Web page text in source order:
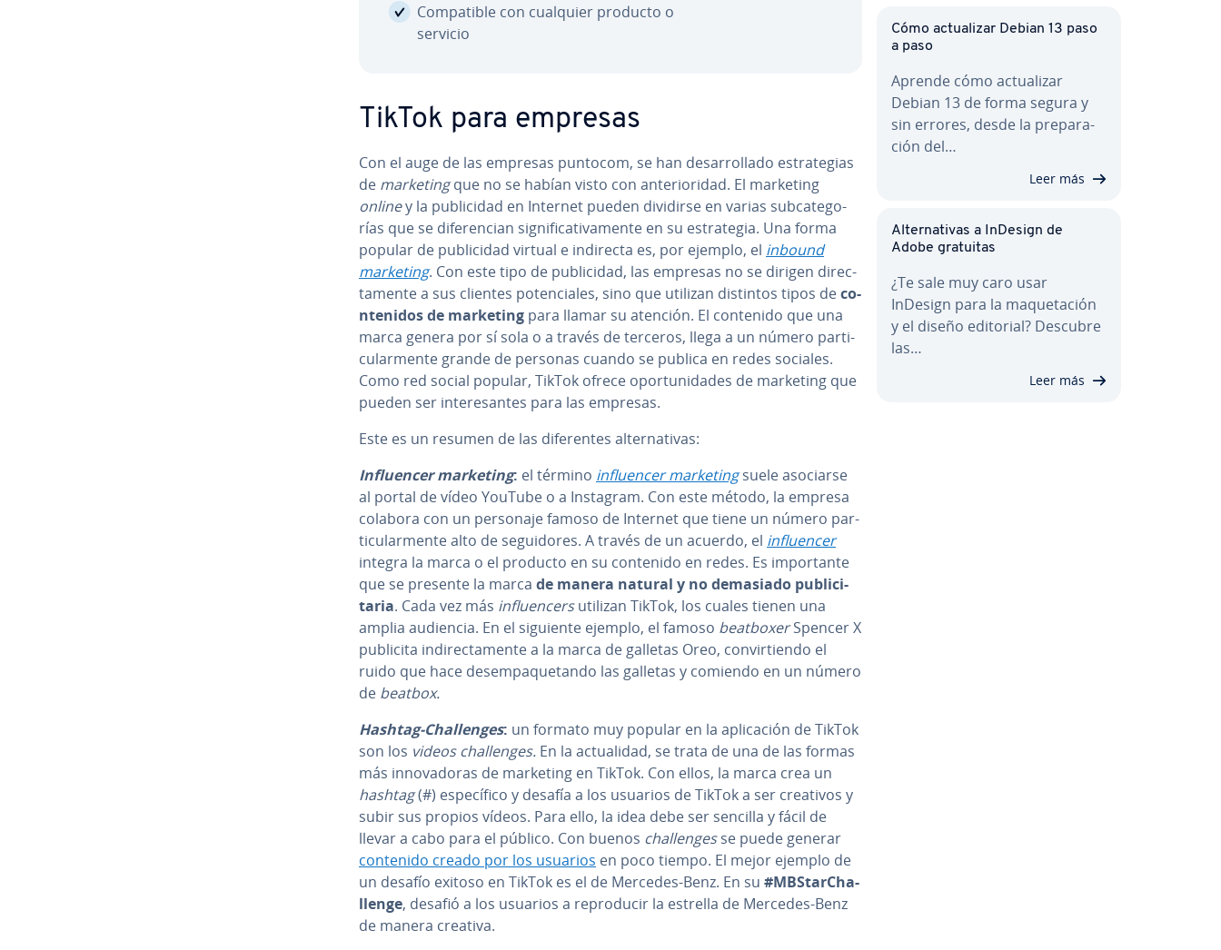
Co­m­pa­ti­ble con cualquier producto o
servicio
TikTok para empresas
Con el auge de las empresas puntocom, se han de­sa­rro­lla­do es­tra­te­gias
de marketingque no se habían visto con an­te­rio­ri­dad. El marketing
onliney la pu­bli­ci­dad en Internet pueden dividirse en varias su­b­ca­te­go­
rías que se di­fe­re­n­cian si­g­ni­fi­ca­ti­va­me­n­te en su es­tra­te­gia. Una forma
popular de pu­bli­ci­dad virtual e indirecta es, por ejemplo, el inbound
marketing. Con este tipo de pu­bli­ci­dad, las empresas no se dirigen di­re­c­
ta­me­n­te a sus clientes po­te­n­cia­les, sino que utilizan distintos tipos deco­
n­te­ni­dos de marketing para llamar su atención. El contenido que una
marca genera por sí sola o a través de terceros, llega a un número pa­r­ti­
cu­la­r­me­n­te grande de personas cuando se publica en redes sociales.
Como red social popular, TikTok ofrece opo­r­tu­ni­da­des de marketing que
pueden ser in­te­re­sa­n­tes para las empresas.
Este es un resumen de las di­fe­re­n­tes al­te­r­na­ti­vas:
In­flue­n­cer marketing: el término in­flue­n­cer marketingsuele asociarse
al portal de vídeo YouTube o a Instagram. Con este método, la empresa
colabora con un personaje famoso de Internet que tiene un número pa­r­
ti­cu­la­r­me­n­te alto de se­gui­do­res. A través de un acuerdo, el in­flue­n­cer
integra la marca o el producto en su contenido en redes. Es im­po­r­ta­n­te
que se presente la marca de manera natural y no demasiado pu­bli­ci­
ta­ria. Cada vez más in­flue­n­ce­rsutilizan TikTok, los cuales tienen una
amplia audiencia. En el siguiente ejemplo, el famoso beatboxerSpencer X
publicita in­di­re­c­ta­me­n­te a la marca de galletas Oreo, co­n­vi­r­tie­n­do el
ruido que hace des­em­pa­que­ta­n­do las galletas y comiendo en un número
de beatbox.
Hashtag-Cha­lle­n­ges: un formato muy popular en la apli­ca­ción de TikTok
son los videos cha­lle­n­ges. En la ac­tua­li­dad, se trata de una de las formas
más in­no­va­do­ras de marketing en TikTok. Con ellos, la marca crea un
hashtag(#) es­pe­cí­fi­co y desafía a los usuarios de TikTok a ser creativos y
subir sus propios vídeos. Para ello, la idea debe ser sencilla y fácil de
llevar a cabo para el público. Con buenos cha­lle­n­gesse puede generar
contenido creado por los usuarios en poco tiempo. El mejor ejemplo de
un desafío exitoso en TikTok es el de Mercedes-Benz. En su #MB­S­ta­r­Cha­
lle­n­ge, desafió a los usuarios a re­pro­du­cir la estrella de Mercedes-Benz
de manera creativa.
Cómo ac­tua­li­zar Debian 13 paso
a paso
Aprende cómo ac­tua­li­zar
Debian 13 de forma segura y
sin errores, desde la pre­pa­ra­
ción del…
Leer más
Al­te­r­na­ti­vas a InDesign de
Adobe gratuitas
¿Te sale muy caro usar
InDesign para la ma­que­ta­ción
y el diseño editorial? Descubre
las…
Leer más